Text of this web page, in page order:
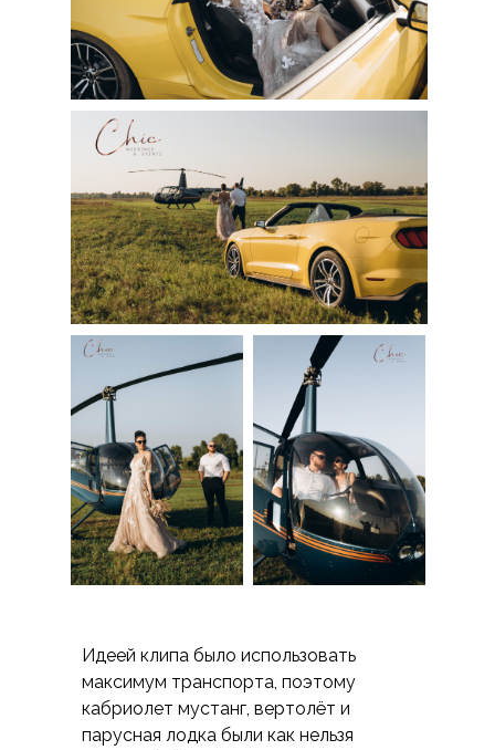
Идеей клипа было использовать
максимум транспорта, поэтому
кабриолет мустанг, вертолёт и
парусная лодка были как нельзя